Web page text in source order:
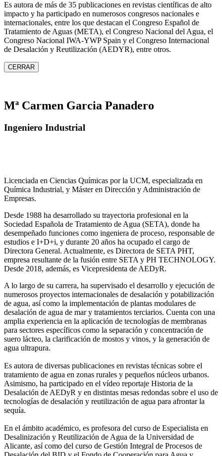
Es autora de más de 35 publicaciones en revistas científicas de alto
impacto y ha participado en numerosos congresos nacionales e
internacionales, entre los que destacan el Congreso Español de
Tratamiento de Aguas (META), el Congreso Nacional del Agua, el
Congreso Nacional IWA‑YWP Spain y el Congreso Internacional
de Desalación y Reutilización (AEDYR), entre otros.
CERRAR
Mª Carmen Garcia Panadero
Ingeniero Industrial
Licenciada en Ciencias Químicas por la UCM, especializada en
Química Industrial, y Máster en Dirección y Administración de
Empresas.
Desde 1988 ha desarrollado su trayectoria profesional en la
Sociedad Española de Tratamiento de Agua (SETA), donde ha
desempeñado funciones como ingeniera de proceso, responsable de
estudios e I+D+i, y durante 20 años ha ocupado el cargo de
Directora General. Actualmente, es Directora de SETA PHT,
empresa resultante de la fusión entre SETA y PH TECHNOLOGY.
Desde 2018, además, es Vicepresidenta de AEDyR.
A lo largo de su carrera, ha supervisado el desarrollo y ejecución de
numerosos proyectos internacionales de desalación y potabilización
de agua, así como la implementación de plantas modulares de
desalación de agua de mar y tratamientos terciarios. Cuenta con una
amplia experiencia en la aplicación de tecnologías de membranas
para sectores específicos como la separación y concentración de
suero lácteo, la clarificación de mostos y vinos, y la generación de
agua ultrapura.
Es autora de diversas publicaciones en revistas técnicas sobre el
tratamiento de agua en zonas rurales y pequeños núcleos urbanos.
Asimismo, ha participado en el vídeo reportaje Historia de la
Desalación de AEDyR y en distintas mesas redondas sobre el uso de
tecnologías de desalación y reutilización de agua para afrontar la
sequía.
En el ámbito académico, es profesora del curso de Especialista en
Desalinización y Reutilización de Agua de la Universidad de
Alicante, así como del curso de Gestión Integral de Procesos de